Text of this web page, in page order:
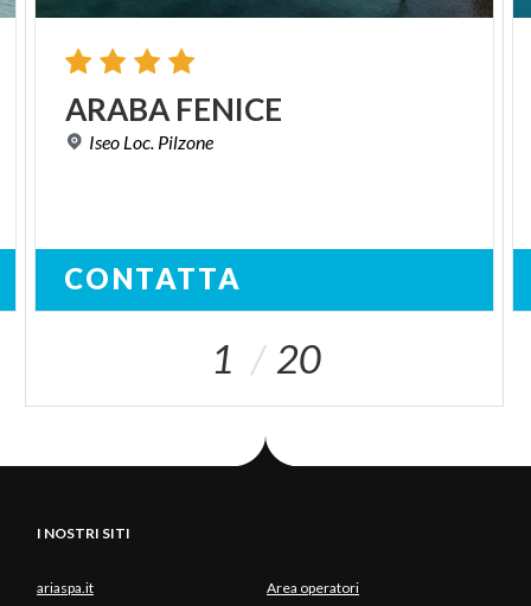
ARABA FENICE
Iseo Loc. Pilzone
CONTATTA
1 20
I NOSTRI SITI
ariaspa.it Area operatori